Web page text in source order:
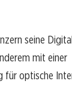
seine
mit einer
für optische